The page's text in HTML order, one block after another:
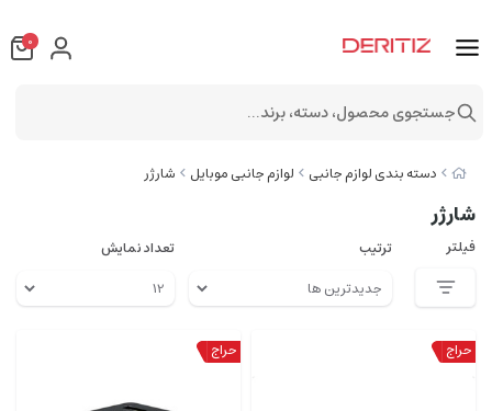
دسته بندی لوازم جانبی لوازم جانبی موبایل شارژر
شارژر
فیلتر ترتیب تعداد نمایش
0
جستجوی محصول، دسته، برند...